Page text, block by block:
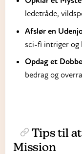
ledetråde,
Afslør en
sci-fi intriger og
Opdag et
bedrag og
Tips til
Mission